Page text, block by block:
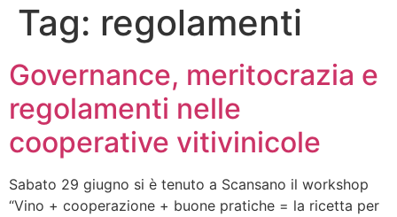
Tag: regolamenti
Governance, meritocrazia e
regolamenti nelle
cooperative vitivinicole
Sabato 29 giugno si è tenuto a Scansano il workshop
“Vino + cooperazione + buone pratiche = la ricetta per